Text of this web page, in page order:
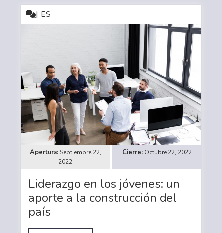
ES
Septiembre 22,
2022
Octubre 22, 2022
Liderazgo en los jóvenes: un
aporte a la construcción del
país